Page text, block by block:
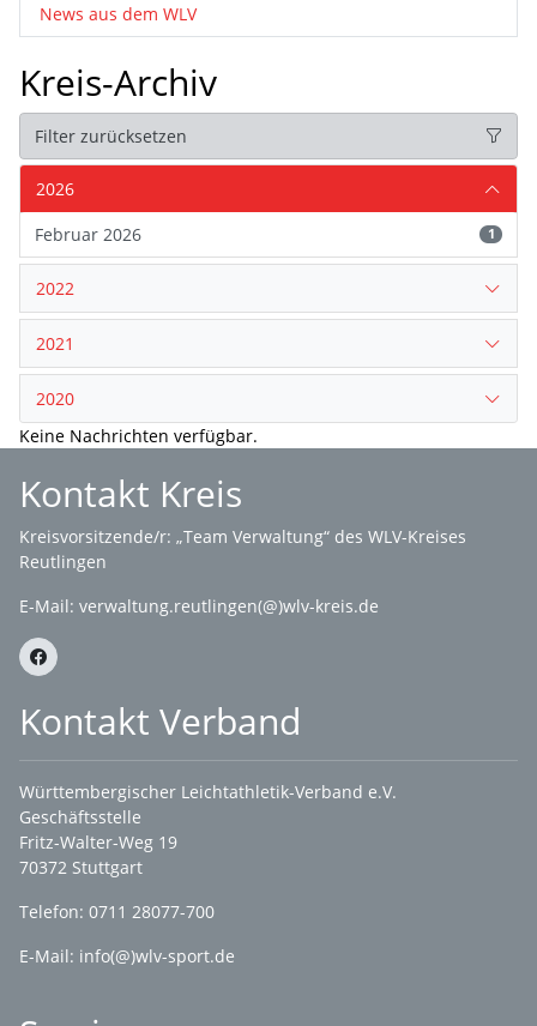
News aus dem WLV
Kreis-Archiv
Filter zurücksetzen
2026
Februar 2026
1
2022
2021
2020
Keine Nachrichten verfügbar.
Kontakt Kreis
Kreisvorsitzende/r: „Team Verwaltung“ des WLV-Kreises
Reutlingen
E-Mail: verwaltung.reutlingen(@)wlv-kreis.de
Kontakt Verband
Württembergischer Leichtathletik-Verband e.V.
Geschäftsstelle
Fritz-Walter-Weg 19
70372 Stuttgart
Telefon: 0711 28077-700
E-Mail: info(@)wlv-sport.de